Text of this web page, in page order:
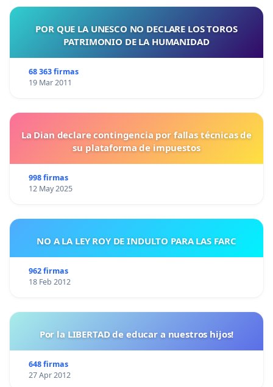
POR QUE LA UNESCO NO DECLARE LOS TOROS
PATRIMONIO DE LA HUMANIDAD
68 363 firmas
19 Mar 2011
La Dian declare contingencia por fallas técnicas de
su plataforma de impuestos
998 firmas
12 May 2025
NO A LA LEY ROY DE INDULTO PARA LAS FARC
962 firmas
18 Feb 2012
Por la LIBERTAD de educar a nuestros hijos!
648 firmas
27 Apr 2012